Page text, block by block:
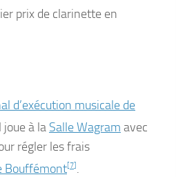
prix de clarinette en
d’exécution musicale de
joue à la Salle Wagram avec
régler les frais
Bouffémont[7] .